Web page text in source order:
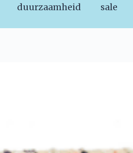
duurzaamheid sale